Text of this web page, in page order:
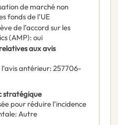
de marché non
fonds de l’UE
de l’accord sur les
(AMP): oui
aux avis
antérieur: 257706-
stratégique
pour réduire l’incidence
: Autre